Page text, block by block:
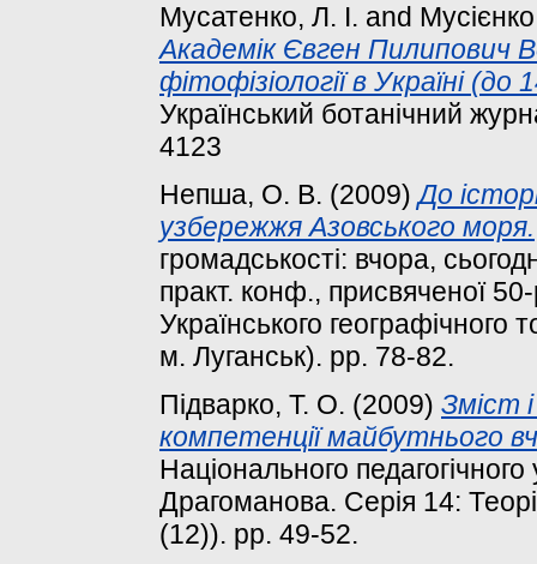
Мусатенко, Л. І. and
Академік Євген Пилипович
фітофізіології в Україні
Український ботанічний
4123
Непша, О. В. (2009)До
узбережжя Азовського моря.
громадськості: вчора,
практ. конф., присвяченої
Українського
м. Луганськ). pp. 78-82.
Підварко, Т. О. (2009) Зміст
компетенції майбутнього
Національного
Драгоманова. Серія 14:
(12)). pp. 49-52.